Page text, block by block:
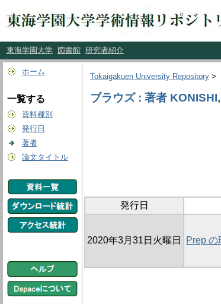
東海学園大学 図書館 研究者紹介
ホーム
一覧する
資料種別
発行日
著者
論文タイトル
Tokaigakuen University Repository >
ブラウズ : 著者
発行日
2020年3月31日火曜日 Prep